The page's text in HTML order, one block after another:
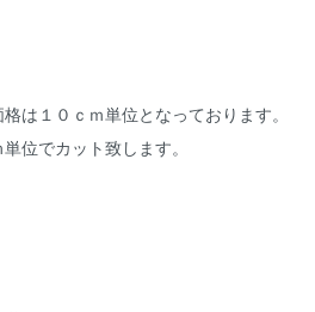
は１０ｃｍ単位となっております。
位でカット致します。